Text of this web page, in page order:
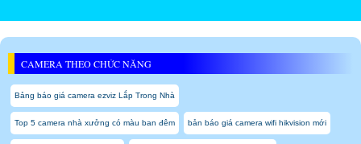
CAMERA THEO CHỨC NĂNG
Bảng báo giá camera ezviz Lắp Trong Nhà
Top 5 camera nhà xưởng có màu ban đêm bản báo giá camera wifi hikvision mới